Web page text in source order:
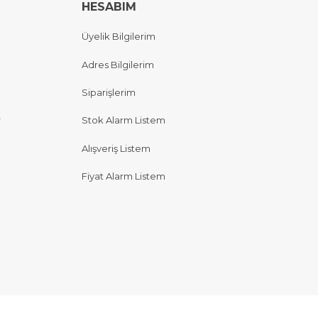
HESABIM
Üyelik Bilgilerim
Adres Bilgilerim
Siparişlerim
Stok Alarm Listem
Alışveriş Listem
Fiyat Alarm Listem